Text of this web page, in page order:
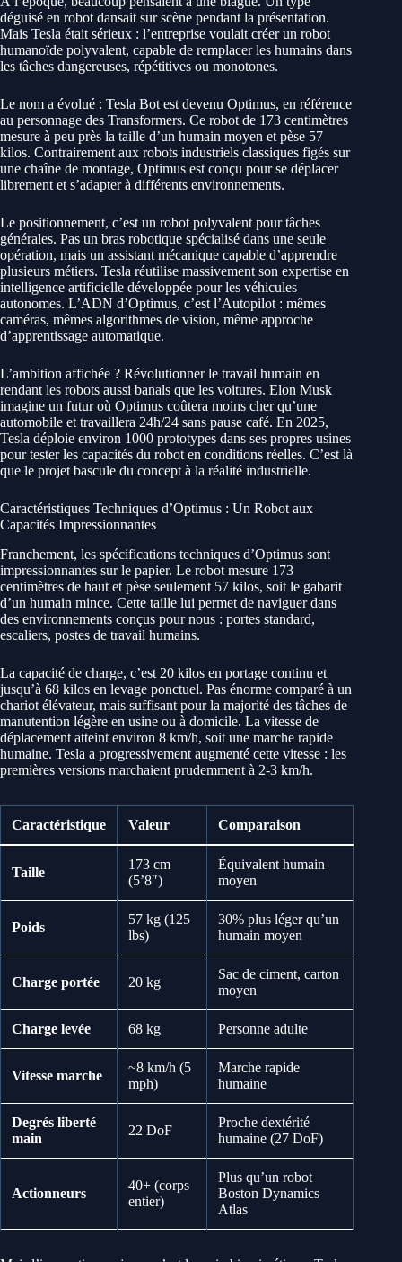
déguisé en robot dansait sur scène pendant la présentation.
Mais Tesla était sérieux : l’entreprise voulait créer un robot
humanoïde polyvalent, capable de remplacer les humains dans
les tâches dangereuses, répétitives ou monotones.
Le nom a évolué : Tesla Bot est devenu Optimus, en référence
au personnage des Transformers. Ce robot de 173 centimètres
mesure à peu près la taille d’un humain moyen et pèse 57
kilos. Contrairement aux robots industriels classiques figés sur
une chaîne de montage, Optimus est conçu pour se déplacer
librement et s’adapter à différents environnements.
Le positionnement, c’est un robot polyvalent pour tâches
générales. Pas un bras robotique spécialisé dans une seule
opération, mais un assistant mécanique capable d’apprendre
plusieurs métiers. Tesla réutilise massivement son expertise en
intelligence artificielle développée pour les véhicules
autonomes. L’ADN d’Optimus, c’est l’Autopilot : mêmes
caméras, mêmes algorithmes de vision, même approche
d’apprentissage automatique.
L’ambition affichée ? Révolutionner le travail humain en
rendant les robots aussi banals que les voitures. Elon Musk
imagine un futur où Optimus coûtera moins cher qu’une
automobile et travaillera 24h/24 sans pause café. En 2025,
Tesla déploie environ 1000 prototypes dans ses propres usines
pour tester les capacités du robot en conditions réelles. C’est là
que le projet bascule du concept à la réalité industrielle.
Caractéristiques Techniques d’Optimus : Un Robot aux
Capacités Impressionnantes
Franchement, les spécifications techniques d’Optimus sont
impressionnantes sur le papier. Le robot mesure 173
centimètres de haut et pèse seulement 57 kilos, soit le gabarit
d’un humain mince. Cette taille lui permet de naviguer dans
des environnements conçus pour nous : portes standard,
escaliers, postes de travail humains.
La capacité de charge, c’est 20 kilos en portage continu et
jusqu’à 68 kilos en levage ponctuel. Pas énorme comparé à un
chariot élévateur, mais suffisant pour la majorité des tâches de
manutention légère en usine ou à domicile. La vitesse de
déplacement atteint environ 8 km/h, soit une marche rapide
humaine. Tesla a progressivement augmenté cette vitesse : les
premières versions marchaient prudemment à 2-3 km/h.
Caractéristique Valeur Comparaison
Taille
173 cm
(5’8″)
Équivalent humain
moyen
Poids
57 kg (125
lbs)
30% plus léger qu’un
humain moyen
Charge portée 20 kg
Sac de ciment, carton
moyen
Charge levée 68 kg Personne adulte
Vitesse marche
~8 km/h (5
mph)
Marche rapide
humaine
Degrés liberté
main
22 DoF
Proche dextérité
humaine (27 DoF)
Actionneurs
40+ (corps
entier)
Plus qu’un robot
Boston Dynamics
Atlas